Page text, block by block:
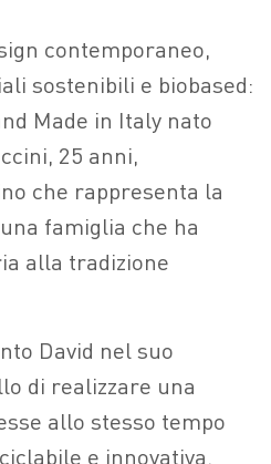
contemporaneo,
sostenibili e biobased:
Made in Italy nato
25 anni,
che rappresenta la
famiglia che ha
alla tradizione
David nel suo
di realizzare una
allo stesso tempo
e innovativa.